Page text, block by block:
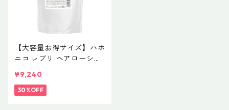
【大容量お得サイズ】ハホ
ニコ レブリ ヘアローショ
¥9,240
30%OFF